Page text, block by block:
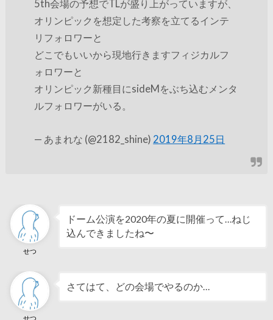
5th会場の予想でTLが盛り上がっていますが、
オリンピックを想定した考察を立てるインテ
リフォロワーと
どこでもいいから現地行きますフィジカルフ
ォロワーと
オリンピック新種目にsideMをぶち込むメンタ
ルフォロワーがいる。
— あまれな (@2182_shine) 2019年8月25日
せつ
ドーム公演を2020年の夏に開催って…ねじ
込んできましたね〜
せつ
さてはて、どの会場でやるのか…